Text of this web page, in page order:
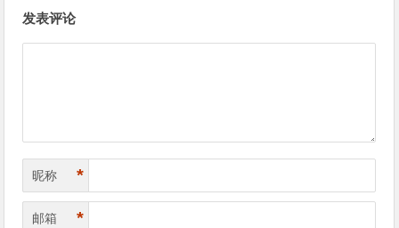
发表评论
昵称 *
邮箱 *